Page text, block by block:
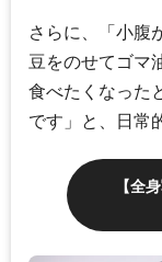
さらに、「小腹
豆をのせてゴマ
食べたくなった
です」と、日常
【全